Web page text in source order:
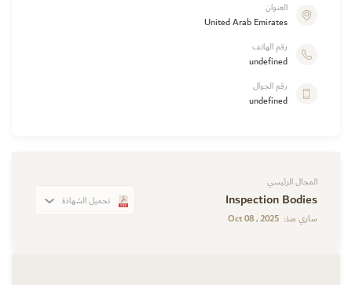
العنوان
United Arab Emirates
رقم الهاتف
undefined
رقم الجوال
undefined
المجال الرئيسي
Inspection Bodies
ساري منذ: Oct 08 , 2025
تحميل الشهادة